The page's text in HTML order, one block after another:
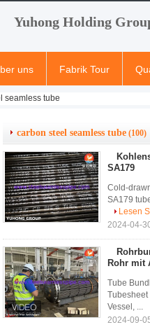
Yuhong Holding
uns Fabrik Tour
seamless tube
carbon steel seamless tube (100)
SA179
Cold-
SA179
Lesen
2024-04-
Rohr mit
Tube
Tubesheet
Vessel, ...
2024-09-